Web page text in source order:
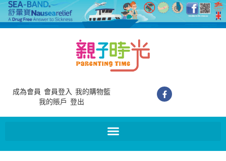
成為會員 會員登入 我的購物籃
我的賬戶 登出